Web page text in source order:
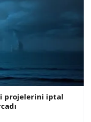
projelerini iptal